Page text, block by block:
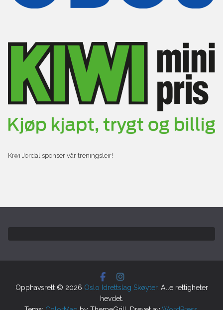
Kiwi Jordal sponser vår treningsleir!
Opphavsrett © 2026 Oslo Idrettslag Skøyter. Alle rettigheter
hevdet.